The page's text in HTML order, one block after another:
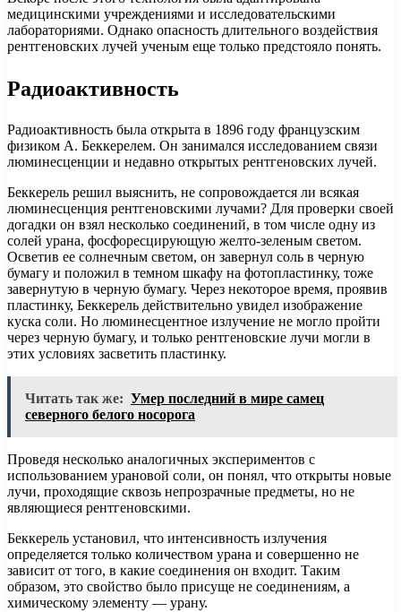
медицинскими учреждениями и исследовательскими
лабораториями. Однако опасность длительного воздействия
рентгеновских лучей ученым еще только предстояло понять.
Радиоактивность
Радиоактивность была открыта в 1896 году французским
физиком А. Беккерелем. Он занимался исследованием связи
люминесценции и недавно открытых рентгеновских лучей.
Беккерель решил выяснить, не сопровождается ли всякая
люминесценция рентгеновскими лучами? Для проверки своей
догадки он взял несколько соединений, в том числе одну из
солей урана, фосфоресцирующую желто-зеленым светом.
Осветив ее солнечным светом, он завернул соль в черную
бумагу и положил в темном шкафу на фотопластинку, тоже
завернутую в черную бумагу. Через некоторое время, проявив
пластинку, Беккерель действительно увидел изображение
куска соли. Но люминесцентное излучение не могло пройти
через черную бумагу, и только рентгеновские лучи могли в
этих условиях засветить пластинку.
Читать так же: Умер последний в мире самец
северного белого носорога
Проведя несколько аналогичных экспериментов с
использованием урановой соли, он понял, что открыты новые
лучи, проходящие сквозь непрозрачные предметы, но не
являющиеся рентгеновскими.
Беккерель установил, что интенсивность излучения
определяется только количеством урана и совершенно не
зависит от того, в какие соединения он входит. Таким
образом, это свойство было присуще не соединениям, а
химическому элементу — урану.